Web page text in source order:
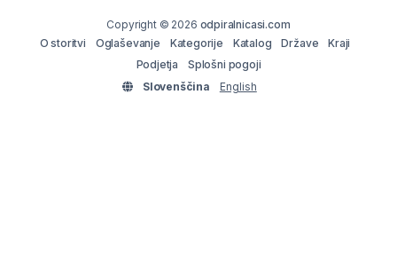
Copyright © 2026 odpiralnicasi.com
O storitvi
Oglaševanje Kategorije Katalog Države
Kraji
Podjetja
Splošni pogoji
Slovenščina
English